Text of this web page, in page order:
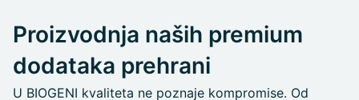
Proizvodnja naših premium
dodataka prehrani
U BIOGENI kvaliteta ne poznaje kompromise. Od